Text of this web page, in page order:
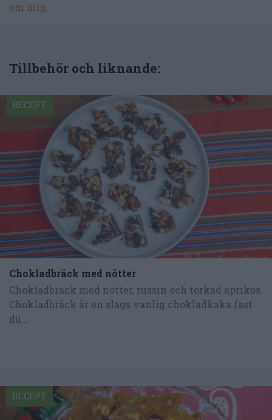
om mig
Tillbehör och liknande:
Chokladbräck med nötter
Chokladbräck med nötter, russin och torkad aprikos.
Chokladbräck är en slags vanlig chokladkaka fast
du...
RECEPT
RECEPT